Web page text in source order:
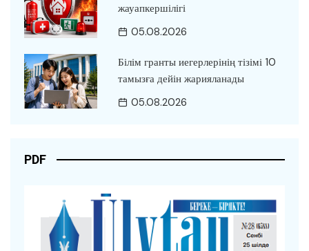
жауапкершілігі
05.08.2026
Білім гранты иегерлерінің тізімі 10
тамызға дейін жарияланады
05.08.2026
PDF